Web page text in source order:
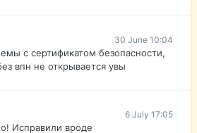
30 June 10:04
с сертификатом безопасности,
впн не открывается увы
6 July 17:05
Исправили вроде